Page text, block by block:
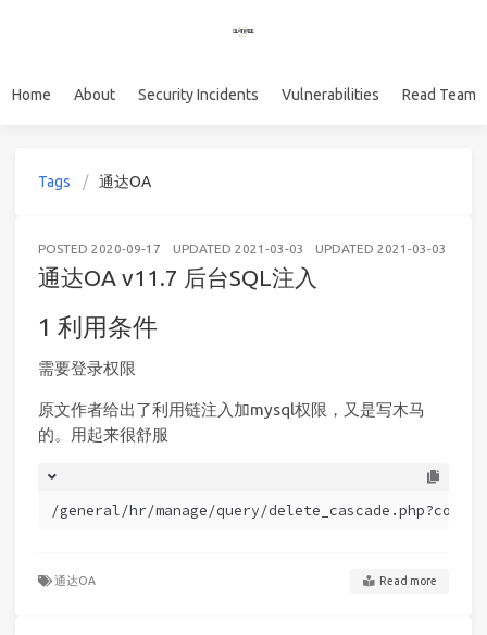
Home About Security Incidents Vulnerabilities Read Team
Tags 通达OA
POSTED 2020-09-17 UPDATED 2021-03-03 UPDATED 2021-03-03
通达OA v11.7 后台SQL注入
利用条件
需要登录权限
原文作者给出了利用链注入加mysql权限，又是写木马
的。用起来很舒服
/general/hr/manage/query/
通达OA Read more